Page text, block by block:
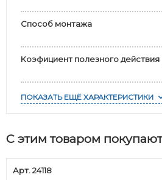
Способ монтажа
Коэфициент полезного действия
ПОКАЗАТЬ ЕЩЁ ХАРАКТЕРИСТИКИ
С этим товаром покупают
Арт. 24118